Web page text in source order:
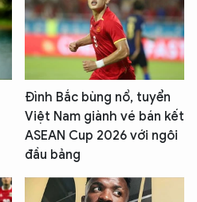
Đình Bắc bùng nổ, tuyển
Việt Nam giành vé bán kết
ASEAN Cup 2026 với ngôi
đầu bảng